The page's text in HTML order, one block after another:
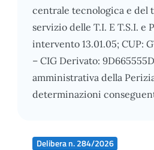
centrale tecnologica e del
servizio delle T.I. E T.S.I. e
intervento 13.01.05; CUP:
– CIG Derivato:
amministrativa della
determinazioni
Delibera n. 284/2026